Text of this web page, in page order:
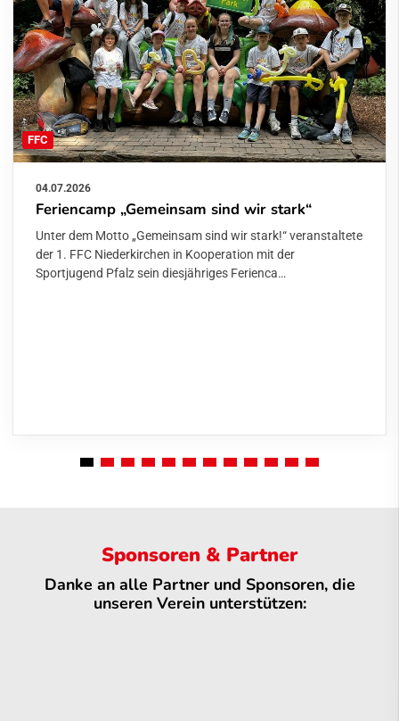
FFC
04.07.2026
Feriencamp „Gemeinsam sind wir stark“
Unter dem Motto „Gemeinsam sind wir stark!“ veranstaltete
der 1. FFC Niederkirchen in Kooperation mit der
Sportjugend Pfalz sein diesjähriges Ferienca…
Sponsoren & Partner
Danke an alle Partner und Sponsoren, die
unseren Verein unterstützen: